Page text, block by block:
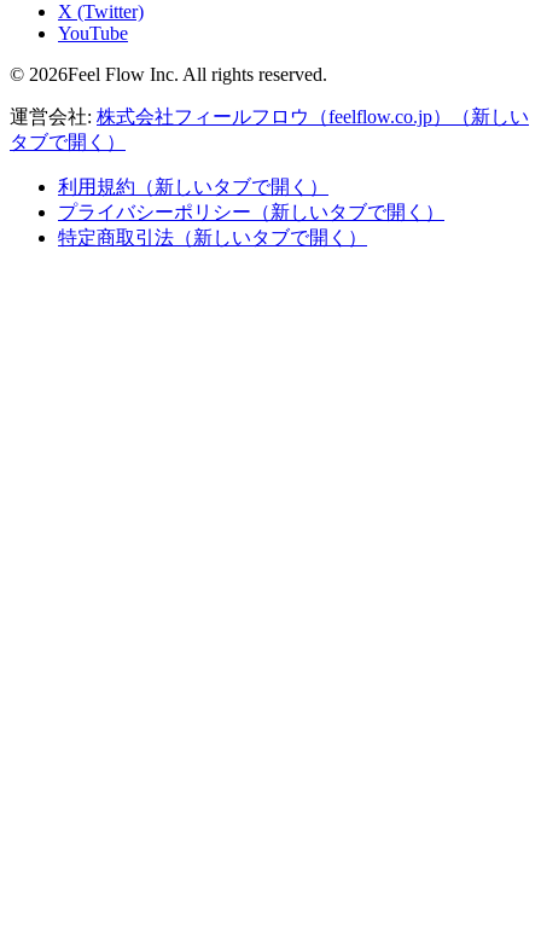
X (Twitter)
YouTube
© 2026Feel Flow Inc. All rights reserved.
運営会社: 株式会社フィールフロウ（feelflow.co.jp）
（新しい
タブで開く）
利用規約 （新しいタブで開く）
プライバシーポリシー （新しいタブで開く）
特定商取引法 （新しいタブで開く）